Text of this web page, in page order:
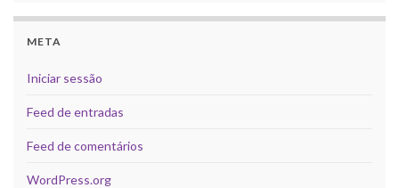
META
Iniciar sessão
Feed de entradas
Feed de comentários
WordPress.org